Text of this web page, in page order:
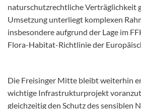
naturschutzrechtliche Verträglichkeit
Umsetzung unterliegt komplexen
insbesondere aufgrund der Lage im
Flora-Habitat-Richtlinie der
Die Freisinger Mitte bleibt weiterhin
wichtige Infrastrukturprojekt
gleichzeitig den Schutz des sensiblen